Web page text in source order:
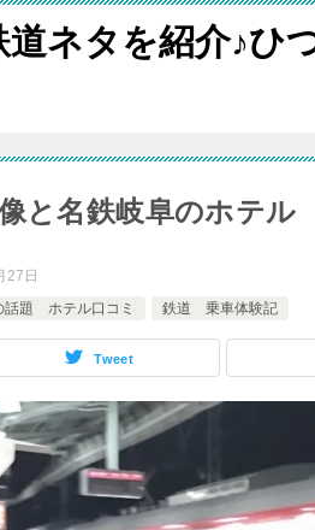
道ネタを紹介♪ひ
と名鉄岐阜のホテル
27日
話題 ホテル口コミ
鉄道 乗車体験記
Tweet